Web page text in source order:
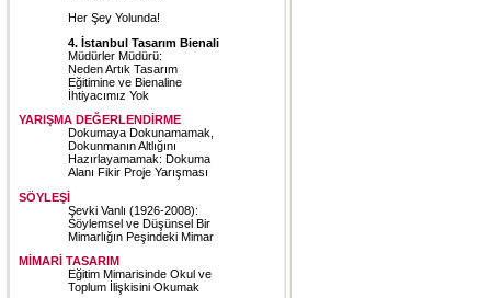
Her Şey Yolunda!
4. İstanbul Tasarım Bienali
Müdürler Müdürü:
Neden Artık Tasarım
Eğitimine ve Bienaline
İhtiyacımız Yok
YARIŞMA DEĞERLENDİRME
Dokumaya Dokunamamak,
Dokunmanın Altlığını
Hazırlayamamak: Dokuma
Alanı Fikir Proje Yarışması
SÖYLEŞİ
Şevki Vanlı (1926-2008):
Söylemsel ve Düşünsel Bir
Mimarlığın Peşindeki Mimar
MİMARİ TASARIM
Eğitim Mimarisinde Okul ve
Toplum İlişkisini Okumak